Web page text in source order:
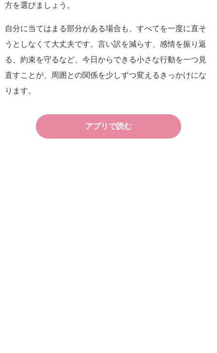
方を選びましょう。
自分に当てはまる部分がある場合も、すべてを一度に直そ
うとしなくて大丈夫です。言い訳を減らす、感情を振り返
る、約束を守るなど、今日からできる小さな行動を一つ見
直すことが、周囲との関係を少しずつ変えるきっかけにな
ります。
アプリで読む